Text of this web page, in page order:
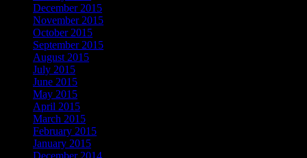
December 2015
November 2015
October 2015
September 2015
August 2015
July 2015
June 2015
May 2015
April 2015
March 2015
February 2015
January 2015